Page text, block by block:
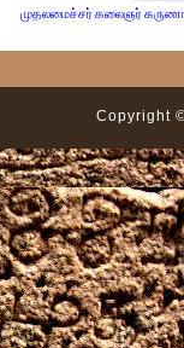
முதலமைச்சர் கலைஞர்
Copyright